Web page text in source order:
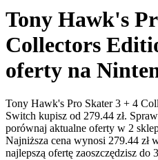
Tony Hawk's
Collectors
oferty na
Tony Hawk's Pro Skater 3 + 4
Switch kupisz od 279.44 zł.
porównaj aktualne oferty w 2
Najniższa cena wynosi 279.44 zł
najlepszą ofertę zaoszczędzisz do